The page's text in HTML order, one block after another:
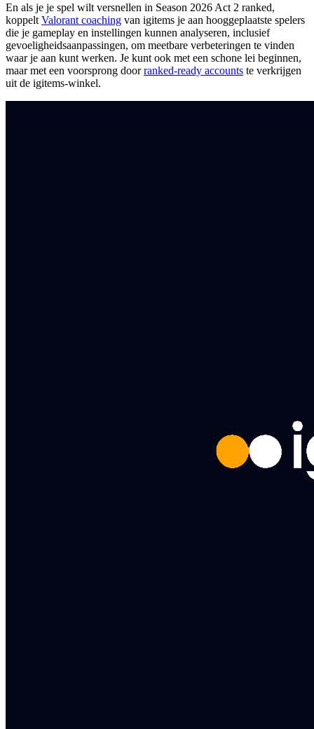
En als je je spel wilt versnellen in Season 2026 Act 2 ranked,
koppelt Valorant coaching van igitems je aan hooggeplaatste spelers
die je gameplay en instellingen kunnen analyseren, inclusief
gevoeligheidsaanpassingen, om meetbare verbeteringen te vinden
waar je aan kunt werken. Je kunt ook met een schone lei beginnen,
maar met een voorsprong doorranked-ready accounts te verkrijgen
uit de igitems-winkel.